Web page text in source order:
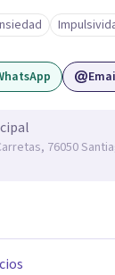
qué repites
superar lo que te
objetivos más
por
76050